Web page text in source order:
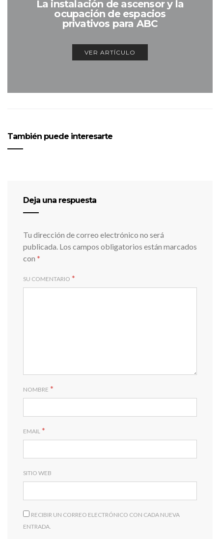
La instalación de ascensor y la
ocupación de espacios
privativos para ABC
VER ARTÍCULO
También puede interesarte
Deja una respuesta
Tu dirección de correo electrónico no será
publicada. Los campos obligatorios están marcados
con *
SU COMENTARIO *
NOMBRE *
EMAIL *
SITIO WEB
RECIBIR UN CORREO ELECTRÓNICO CON CADA NUEVA
ENTRADA.